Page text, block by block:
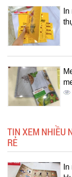
TIN XEM NHIỀU
RẺ